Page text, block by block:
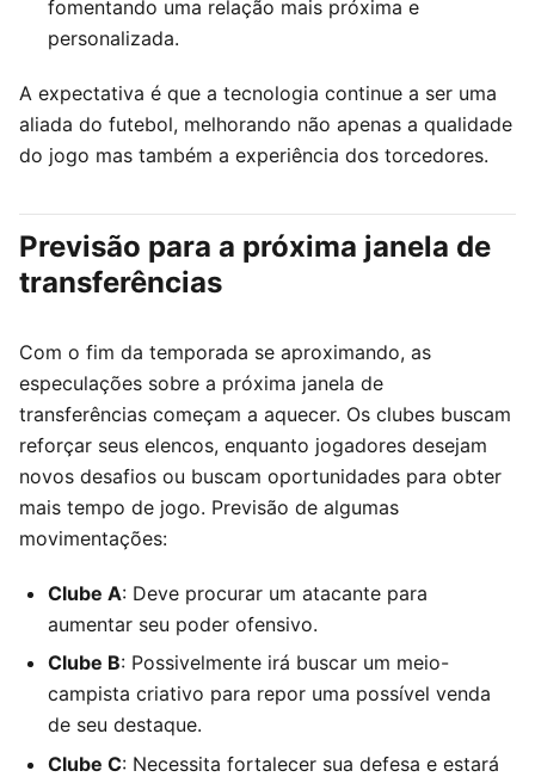
fomentando uma relação mais próxima e
personalizada.
A expectativa é que a tecnologia continue a ser uma
aliada do futebol, melhorando não apenas a qualidade
do jogo mas também a experiência dos torcedores.
Previsão para a próxima janela de
transferências
Com o fim da temporada se aproximando, as
especulações sobre a próxima janela de
transferências começam a aquecer. Os clubes buscam
reforçar seus elencos, enquanto jogadores desejam
novos desafios ou buscam oportunidades para obter
mais tempo de jogo. Previsão de algumas
movimentações:
Clube A: Deve procurar um atacante para
aumentar seu poder ofensivo.
Clube B: Possivelmente irá buscar um meio-
campista criativo para repor uma possível venda
de seu destaque.
Clube C: Necessita fortalecer sua defesa e estará